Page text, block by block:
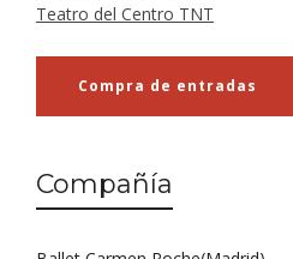
Teatro del Centro TNT
Compra de entradas
Compañía